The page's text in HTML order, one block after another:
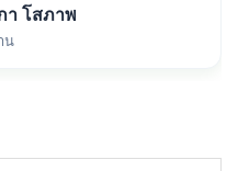
า โสภาพ
น